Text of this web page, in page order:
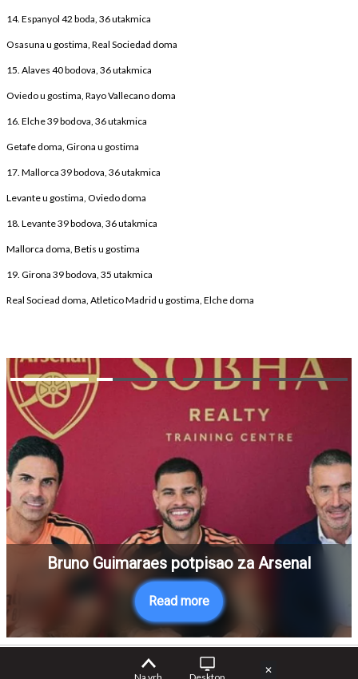
14. Espanyol 42 boda, 36 utakmica
Osasuna u gostima, Real Sociedad doma
15. Alaves 40 bodova, 36 utakmica
Oviedo u gostima, Rayo Vallecano doma
16. Elche 39 bodova, 36 utakmica
Getafe doma, Girona u gostima
17. Mallorca 39 bodova, 36 utakmica
Levante u gostima, Oviedo doma
18. Levante 39 bodova, 36 utakmica
Mallorca doma, Betis u gostima
19. Girona 39 bodova, 35 utakmica
Real Sociead doma, Atletico Madrid u gostima, Elche doma
Bruno Guimaraes potpisao za Arsenal
Read more
✕